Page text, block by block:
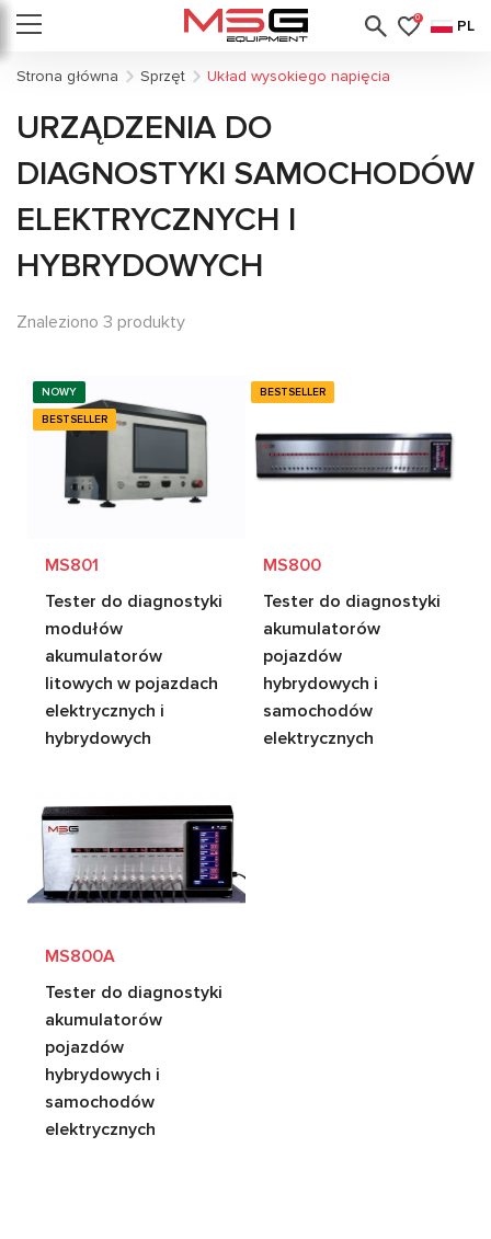
0 PL
Strona główna Sprzęt Układ wysokiego napięcia
URZĄDZENIA DO
DIAGNOSTYKI SAMOCHODÓW
ELEKTRYCZNYCH I
HYBRYDOWYCH
Znaleziono 3 produkty
NOWY
BESTSELLER
MS801
Tester do diagnostyki
modułów
akumulatorów
litowych w pojazdach
elektrycznych i
hybrydowych
BESTSELLER
MS800
Tester do diagnostyki
akumulatorów
pojazdów
hybrydowych i
samochodów
elektrycznych
MS800A
Tester do diagnostyki
akumulatorów
pojazdów
hybrydowych i
samochodów
elektrycznych